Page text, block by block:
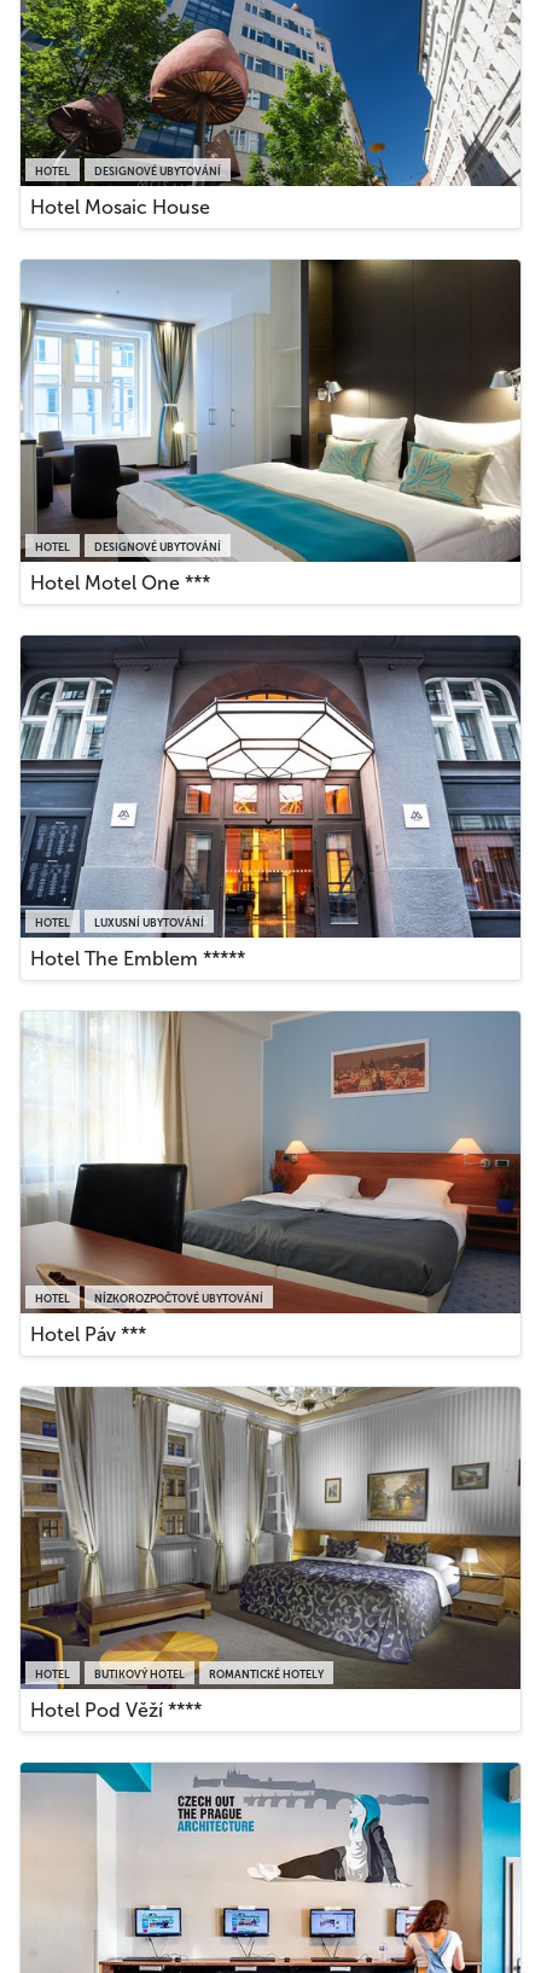
HOTEL DESIGNOVÉ UBYTOVÁNÍ
Hotel Mosaic House
HOTEL DESIGNOVÉ UBYTOVÁNÍ
Hotel Motel One ***
HOTEL LUXUSNÍ UBYTOVÁNÍ
Hotel The Emblem *****
HOTEL NÍZKOROZPOČTOVÉ UBYTOVÁNÍ
Hotel Páv ***
HOTEL BUTIKOVÝ HOTEL ROMANTICKÉ HOTELY
Hotel Pod Věží ****